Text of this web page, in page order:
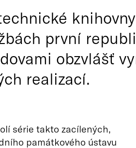
první
obzvlášť
realizací.
série takto zacílených,
památkového ústavu